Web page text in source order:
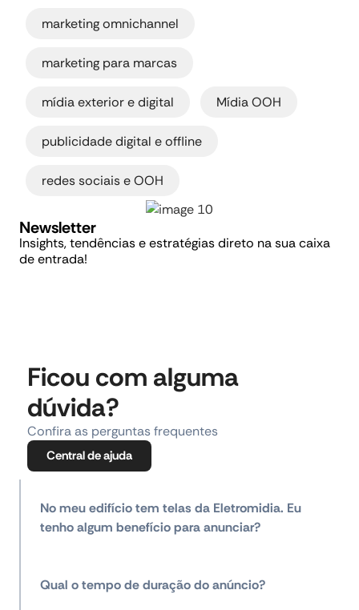
marketing omnichannel
marketing para marcas
mídia exterior e digital Mídia OOH
publicidade digital e offline
redes sociais e OOH
Newsletter
Insights, tendências e estratégias direto na sua caixa
de entrada!
Ficou com alguma
dúvida?
Confira as perguntas frequentes
Central de ajuda
No meu edifício tem telas da Eletromidia. Eu
tenho algum benefício para anunciar?
Qual o tempo de duração do anúncio?